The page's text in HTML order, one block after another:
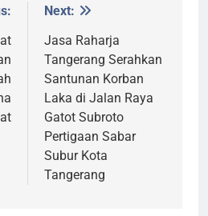
Next:
Jasa Raharja
Tangerang Serahkan
Santunan Korban
Laka di Jalan Raya
Gatot Subroto
Pertigaan Sabar
Subur Kota
Tangerang